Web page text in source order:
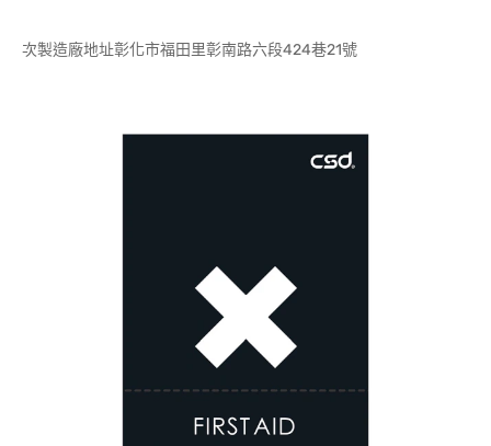
次製造廠地址彰化市福田里彰南路六段424巷21號